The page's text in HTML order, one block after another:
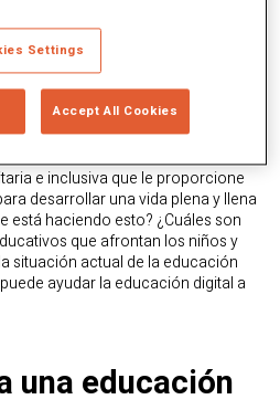
de los7,2 millones de niños
,más de la mitad no están
que esta situación puede
estos niños y niñas son
pierde sus oportunidades de
es imprescindible asegurarse de
y refugiada recibe una
e inclusiva que le proporcione
desarrollar una vida plena y llena
está haciendo esto? ¿Cuáles son
que afrontan los niños y
situación actual de la educación
ayudar la educación digital a
una educación
Settings
Accept All Cookies